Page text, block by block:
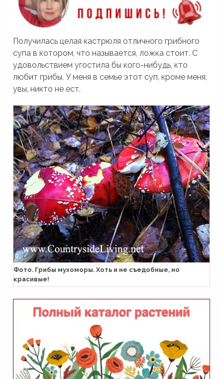
Получилась целая кастрюля отличного грибного
супа в котором, что называется, ложка стоит. С
удовольствием угостила бы кого-нибудь, кто
любит грибы. У меня в семье этот суп, кроме меня,
увы, никто не ест.
Фото. Грибы мухоморы. Хоть и не съедобные, но
красивые!